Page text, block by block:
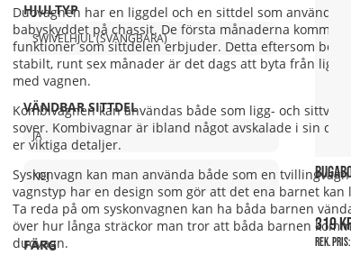
Duovagnen har en liggdel och en sittdel som används
babyskyddet på chassit. De första månaderna
funktioner som sittdelen erbjuder. Detta eftersom
stabilt, runt sex månader är det dags att byta från
med vagnen.
Kombivagnen kan användas både som ligg- och
sover. Kombivagnar är ibland något avskalade i sin
er viktiga detaljer.
Syskonvagn kan man använda både som en
vagnstyp har en design som gör att det ena barnet
Ta reda på om syskonvagnen kan ha båda barnen
över hur långa sträckor man tror att båda barnen
duovagn.
HJULTYP
SWIVELHJUL (SVÄNGBARA)
VÄNDBAR SITTDEL
JA
NEJ
FÄRG
319
Rek. pris: